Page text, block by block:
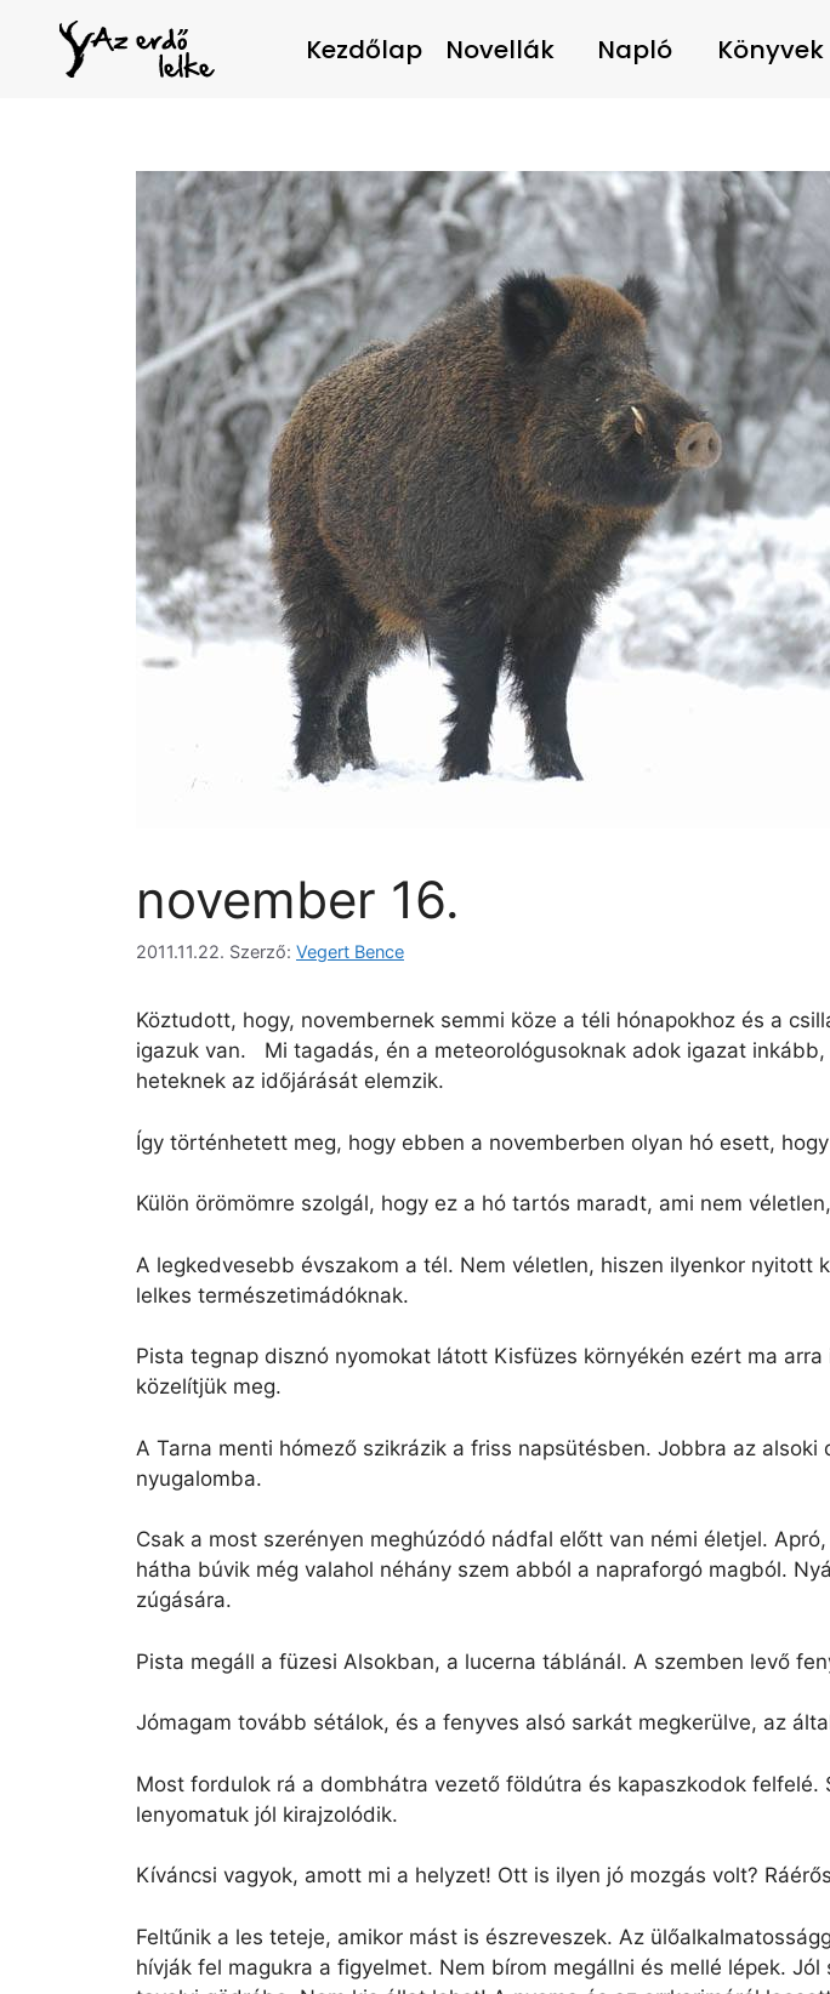
Kezdőlap Novellák Napló Könyvek
november 16.
2011.11.22. Szerző: Vegert Bence
Köztudott, hogy, novembernek semmi köze a téli hónapokhoz és a
igazuk van. Mi tagadás, én a meteorológusoknak adok igazat
heteknek az időjárását elemzik.
Így történhetett meg, hogy ebben a novemberben olyan hó esett,
Külön örömömre szolgál, hogy ez a hó tartós maradt, ami nem
A legkedvesebb évszakom a tél. Nem véletlen, hiszen ilyenkor
lelkes természetimádóknak.
Pista tegnap disznó nyomokat látott Kisfüzes környékén ezért ma
közelítjük meg.
A Tarna menti hómező szikrázik a friss napsütésben. Jobbra az
nyugalomba.
Csak a most szerényen meghúzódó nádfal előtt van némi életjel.
hátha búvik még valahol néhány szem abból a napraforgó magból.
zúgására.
Pista megáll a füzesi Alsokban, a lucerna táblánál. A szemben levő
Jómagam tovább sétálok, és a fenyves alsó sarkát megkerülve, az
Most fordulok rá a dombhátra vezető földútra és kapaszkodok
lenyomatuk jól kirajzolódik.
Kíváncsi vagyok, amott mi a helyzet! Ott is ilyen jó mozgás volt?
Feltűnik a les teteje, amikor mást is észreveszek. Az
hívják fel magukra a figyelmet. Nem bírom megállni és mellé lépek.